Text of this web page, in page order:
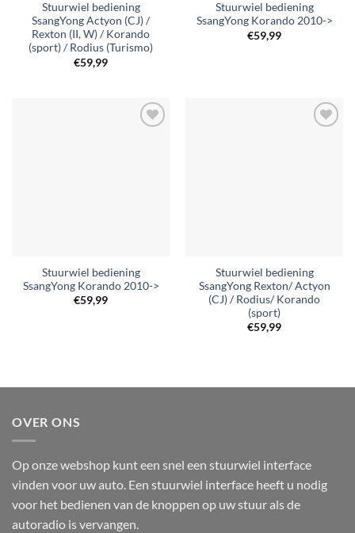
Stuurwiel bediening
SsangYong Actyon (CJ) /
Rexton (II, W) / Korando
(sport) / Rodius (Turismo)
€59,99
Stuurwiel bediening
SsangYong Korando 2010->
€59,99
Stuurwiel bediening
SsangYong Korando 2010->
€59,99
Stuurwiel bediening
SsangYong Rexton/ Actyon
(CJ) / Rodius/ Korando
(sport)
€59,99
OVER ONS
Op onze webshop kunt een snel een stuurwiel interface
vinden voor uw auto. Een stuurwiel interface heeft u nodig
voor het bedienen van de knoppen op uw stuur als de
autoradio is vervangen.